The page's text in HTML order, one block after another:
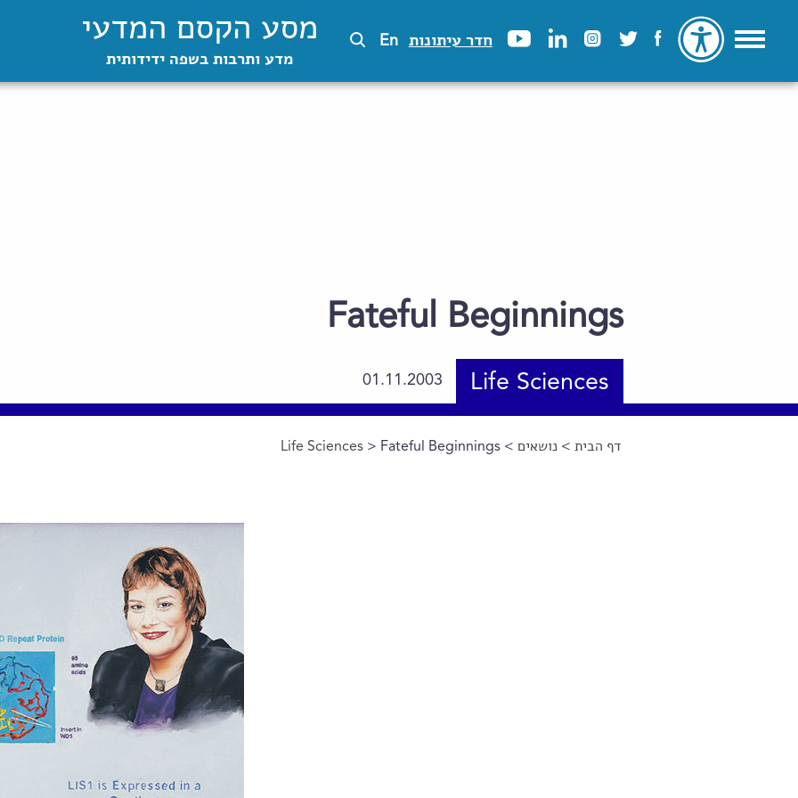
חדר עיתונות En מסע הקסם המדעי
מדע ותרבות בשפה ידידותית
Fateful Beginnings
Life Sciences
01.11.2003
הינך נמצא כאן
דף הבית >נושאים >
Life Sciences> Fateful Beginnings